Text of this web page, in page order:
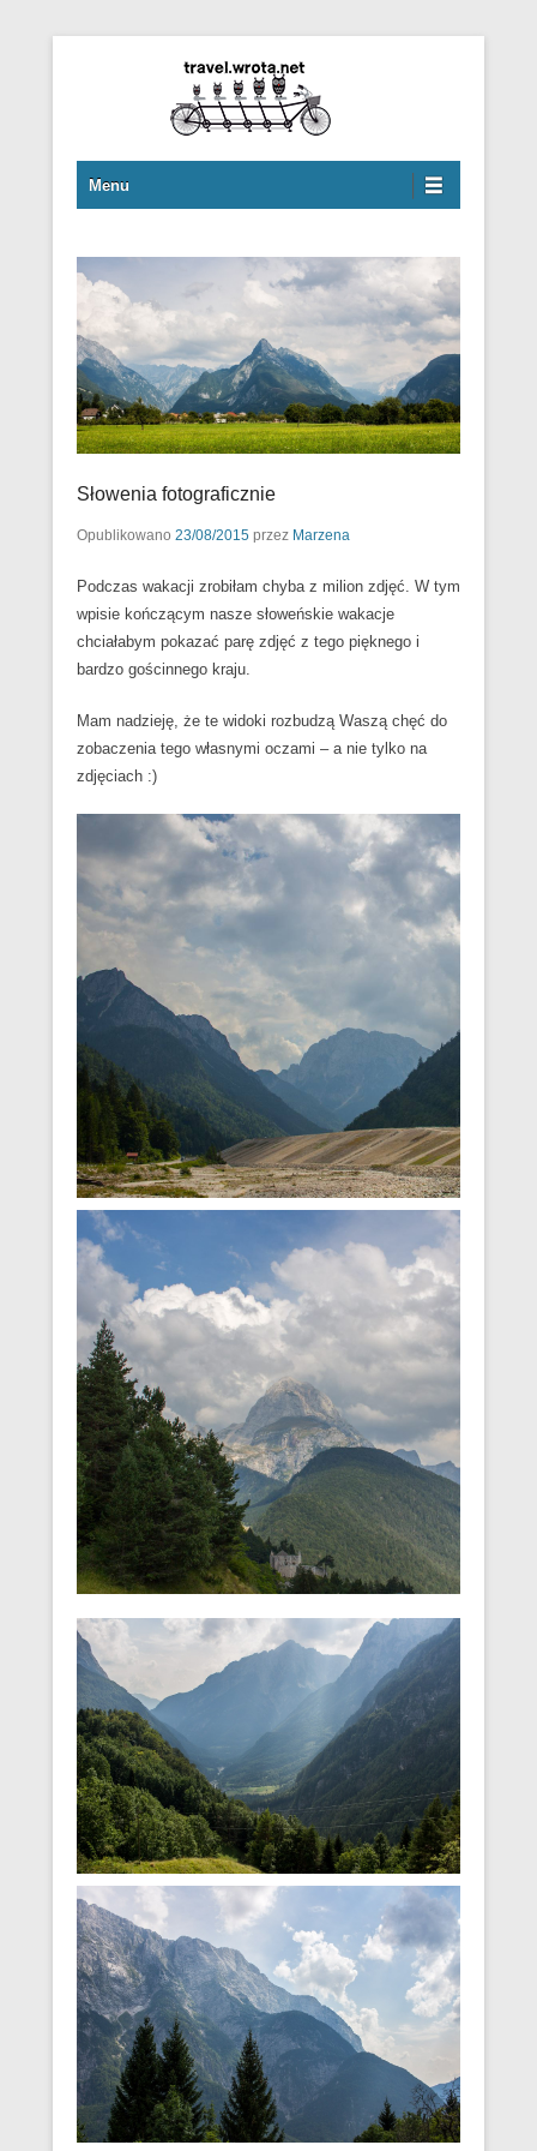
travel.wrota.net
Menu
Słowenia fotograficznie
Opublikowano 23/08/2015 przez Marzena
Podczas wakacji zrobiłam chyba z milion zdjęć. W tym
wpisie kończącym nasze słoweńskie wakacje
chciałabym pokazać parę zdjęć z tego pięknego i
bardzo gościnnego kraju.
Mam nadzieję, że te widoki rozbudzą Waszą chęć do
zobaczenia tego własnymi oczami – a nie tylko na
zdjęciach :)